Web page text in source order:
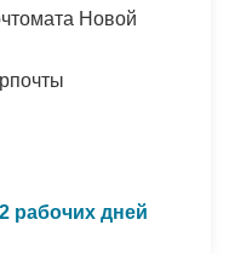
Новой
рабочих дней